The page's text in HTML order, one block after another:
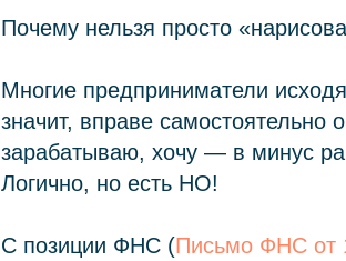
Почему нельзя просто
Многие предприниматели
значит, вправе
зарабатываю, хочу — в минус
Логично, но есть НО!
С позиции ФНС (Письмо ФНС от